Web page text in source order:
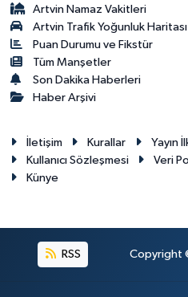
Artvin Namaz Vakitleri
Artvin Trafik Yoğunluk Haritası
Puan Durumu ve Fikstür
Tüm Manşetler
Son Dakika Haberleri
Haber Arşivi
İletişim Kurallar Yayın
Kullanıcı Sözleşmesi
Veri
Künye
RSS Copyright